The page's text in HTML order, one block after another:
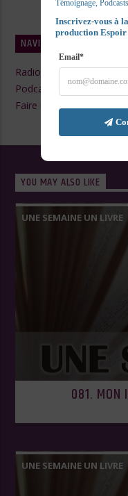
NAVIGATE
Radio Live
Podcasts
Faire un Don
YOU MAY ALSO LIKE
UNE SEMAINE UN LIVRE
081. MON
UNE SEMAINE UN LIVRE
Témoignage,
Inscrivez-vous à
production Espoir
Email*